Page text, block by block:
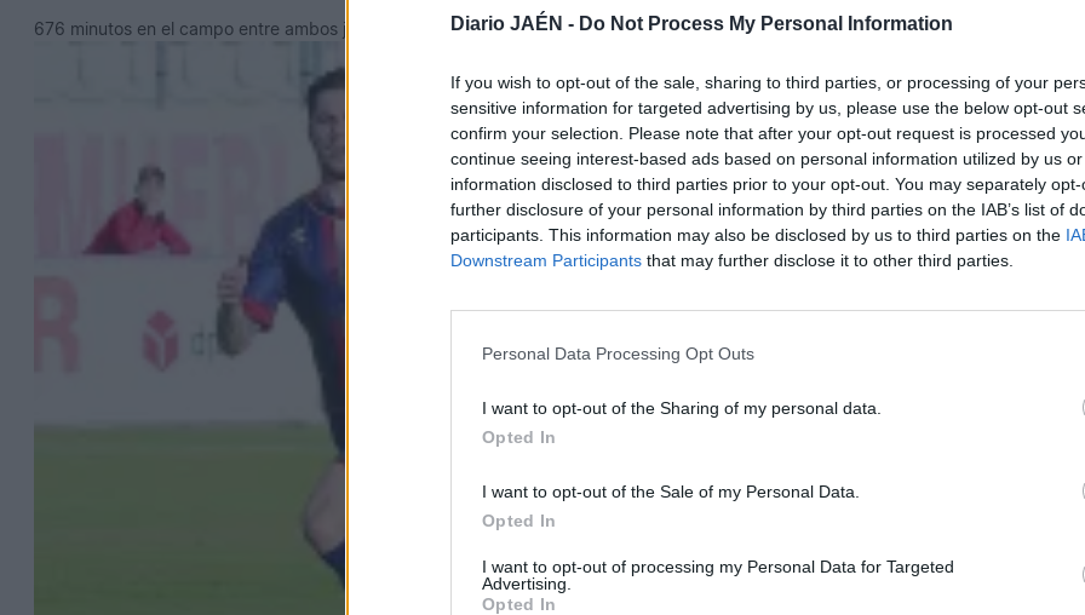
Diario JAÉN - Do Not Process My Personal Information
If you wish to opt-out of the sale, sharing to third parties, or processing of your
sensitive information for targeted advertising by us, please use the below opt-out
confirm your selection. Please note that after your opt-out request is processed
continue seeing interest-based ads based on personal information utilized by us
information disclosed to third parties prior to your opt-out. You may separately
further disclosure of your personal information by third parties on the IAB’s list of
participants. This information may also be disclosed by us to third parties on the
Downstream Participants that may further disclose it to other third parties.
Personal Data Processing Opt Outs
I want to opt-out of the Sharing of my personal data.
Opted In
I want to opt-out of the Sale of my Personal Data.
Opted In
I want to opt-out of processing my Personal Data for Targeted
Advertising.
Opted In
676 minutos en el campo entre ambos jugadores